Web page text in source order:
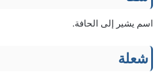
اسم يشير إلى الحافة.
شعلة